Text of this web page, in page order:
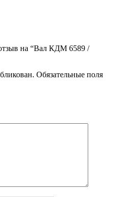
на “Вал КДМ 6589 /
Обязательные поля